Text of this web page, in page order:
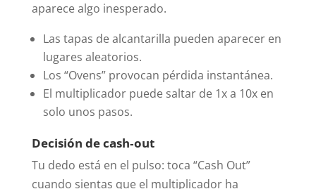
aparece algo inesperado.
Las tapas de alcantarilla pueden aparecer en
lugares aleatorios.
Los “Ovens” provocan pérdida instantánea.
El multiplicador puede saltar de 1x a 10x en
solo unos pasos.
Decisión de cash‑out
Tu dedo está en el pulso: toca “Cash Out”
cuando sientas que el multiplicador ha